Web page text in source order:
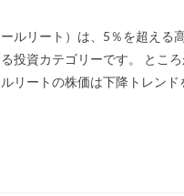
ルリート）は、5％を超える
投資カテゴリーです。 とこ
リートの株価は下降トレン